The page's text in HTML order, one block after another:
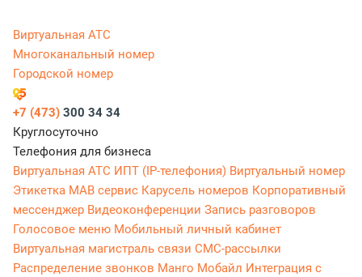
Виртуальная АТС
Многоканальный номер
Городской номер
+7 (473) 300 34 34
Круглосуточно
Телефония для бизнеса
Виртуальная АТС ИПТ (IP-телефония) Виртуальный номер
Этикетка МАВ сервис Карусель номеров Корпоративный
мессенджер Видеоконференции Запись разговоров
Голосовое меню Мобильный личный кабинет
Виртуальная магистраль связи СМС-рассылки
Распределение звонков Манго Мобайл Интеграция с